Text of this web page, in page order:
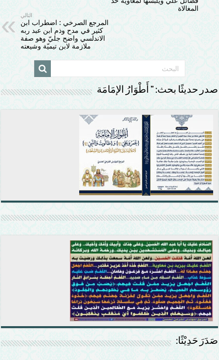
المغالاة
التالي
المرجع الصرخي : اضطراب ابن
كثير في مدح وذم ابن عبد ربه
الاندلسي واضح جليّ وهو صفة
ملازمة لابن تيميّة وشيعته
صدر حديثًا بحث: ” أَطْوَارُ الإمَامَة
صَدَرَ حَدِيْثًا: